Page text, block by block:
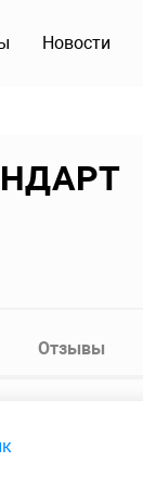
Новости
Отзывы